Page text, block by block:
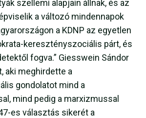
szellemi alapjain állnak, és az
a változó mindennapok
a KDNP az egyetlen
keresztényszociális párt, és
fogva.” Giesswein Sándor
aki meghirdette a
gondolatot mind a
mind pedig a marxizmussal
es választás sikerét a